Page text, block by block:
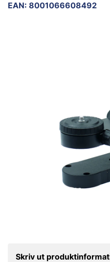
EAN: 8001066608492
Skriv ut